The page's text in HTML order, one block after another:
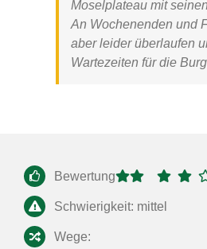
Moselplateau mit
An Wochenenden und
aber leider überlaufen
Wartezeiten für die
Bewertung
Schwierigkeit: mittel
Wege: